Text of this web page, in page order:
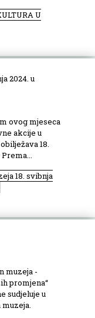
U
2024. u
ovog mjeseca
akcije u
18.
18. svibnja
muzeja -
promjena“
sudjeluje u